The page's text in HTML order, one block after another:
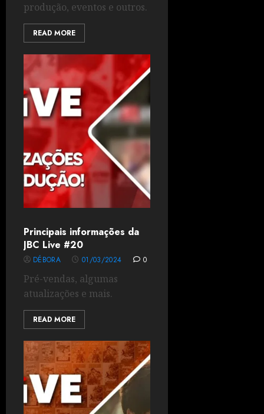
produção, eventos e outros.
READ MORE
Principais informações da
JBC Live #20
DÉBORA 01/03/2024 0
Pré-vendas, algumas
atualizações e mais.
READ MORE